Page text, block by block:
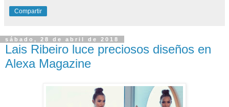
Compartir
sábado, 28 de abril de 2018
Lais Ribeiro luce preciosos diseños en
Alexa Magazine